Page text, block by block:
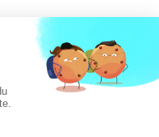
depuis :
Plobannalec, Fouesnant,
Bénodet, Concarneau,
Aven, Brest, Landerneau